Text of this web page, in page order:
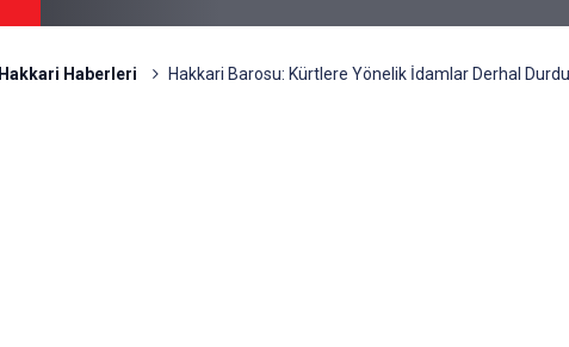
Hakkari Haberleri Hakkari Barosu: Kürtlere Yönelik İdamlar Derhal